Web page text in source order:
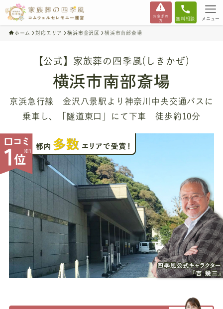
お急ぎの
方
無料相談 メニュー
ホーム 対応エリア 横浜市金沢区 横浜市南部斎場
【公式】家族葬の四季風(しきかぜ)
横浜市南部斎場
京浜急行線 金沢八景駅より神奈川中央交通バスに
乗車し、「隧道東口」にて下車 徒歩約10分